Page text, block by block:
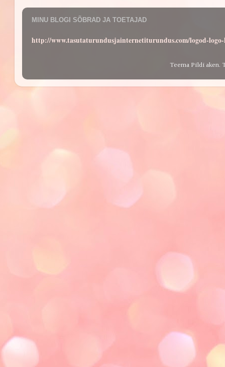
MINU BLOGI SÕBRAD JA TOETAJAD
http://www.tasutaturundusjainternetiturundus.com/logod-
Teema Pildi aken.